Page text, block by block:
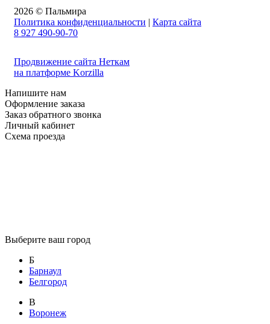
2026 © Пальмира
Политика конфиденциальности | Карта сайта
8 927 490-90-70
Продвижение сайта Неткам
на платформе Korzilla
Напишите нам
Оформление заказа
Заказ обратного звонка
Личный кабинет
Схема проезда
Выберите ваш город
Б
Барнаул
Белгород
В
Воронеж